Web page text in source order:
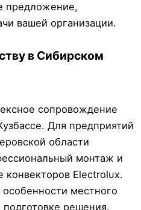
предложение,
вашей организации.
в Сибирском
сопровождение
Для предприятий
области
монтаж и
конвекторов Electrolux.
местного
решения.